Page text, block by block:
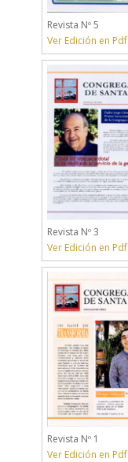
Revista Nº 5
Ver Edición en Pdf
Revista Nº 3
Ver Edición en Pdf
Revista Nº 1
Ver Edición en Pdf